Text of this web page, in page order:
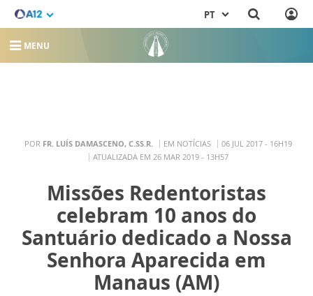
PT
MENU
POR FR. LUÍS DAMASCENO, C.SS.R. EM NOTÍCIAS
06 JUL 2017 - 16H19
ATUALIZADA EM 26 MAR 2019 - 13H57
Missões Redentoristas
celebram 10 anos do
Santuário dedicado a Nossa
Senhora Aparecida em
Manaus (AM)